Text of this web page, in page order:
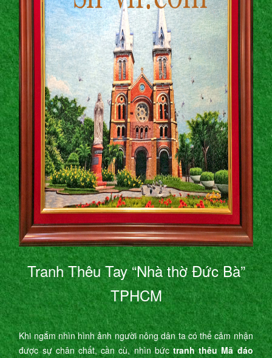
Tranh Thêu Tay “Nhà thờ Đức Bà”
TPHCM
Khi ngắm nhìn hình ảnh người nông dân ta có thể cảm nhận
được sự chân chất, cần cù, nhìn bứctranh thêu Mã đáo